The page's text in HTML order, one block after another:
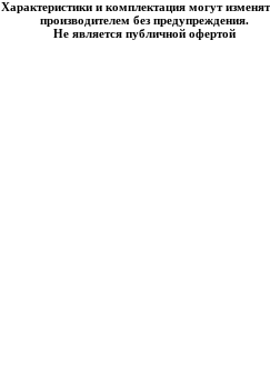
Характеристики и комплектация могут
производителем без предупреждения.
Не является публичной офертой